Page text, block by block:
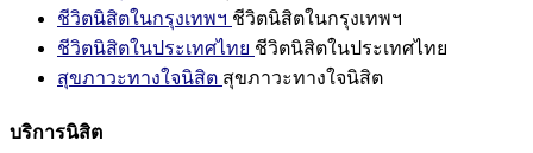
ชีวิตนิสิตในกรุงเทพฯ ชีวิตนิสิตในกรุงเทพฯ
ชีวิตนิสิตในประเทศไทย ชีวิตนิสิตในประเทศไทย
สุขภาวะทางใจนิสิต สุขภาวะทางใจนิสิต
บริการนิสิต